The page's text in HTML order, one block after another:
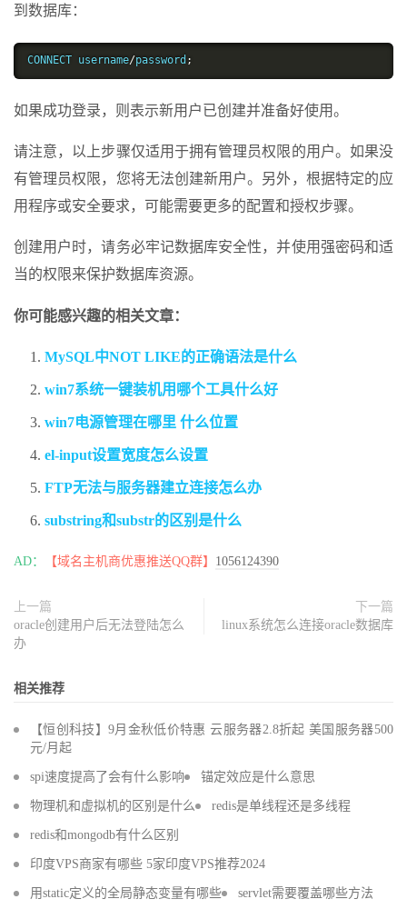
到数据库：
CONNECT username/password ;
如果成功登录，则表示新用户已创建并准备好使用。
请注意，以上步骤仅适用于拥有管理员权限的用户。如果没
有管理员权限，您将无法创建新用户。另外，根据特定的应
用程序或安全要求，可能需要更多的配置和授权步骤。
创建用户时，请务必牢记数据库安全性，并使用强密码和适
当的权限来保护数据库资源。
你可能感兴趣的相关文章：
MySQL中NOT LIKE的正确语法是什么
win7系统一键装机用哪个工具什么好
win7电源管理在哪里 什么位置
el-input设置宽度怎么设置
FTP无法与服务器建立连接怎么办
substring和substr的区别是什么
AD： 【域名主机商优惠推送QQ群】 1056124390
上一篇
oracle创建用户后无法登陆怎么
办
下一篇
linux系统怎么连接oracle数据库
相关推荐
【恒创科技】9月金秋低价特惠 云服务器2.8折起 美国服务器500
元/月起
spi速度提高了会有什么影响 锚定效应是什么意思
物理机和虚拟机的区别是什么 redis是单线程还是多线程
redis和mongodb有什么区别
印度VPS商家有哪些 5家印度VPS推荐2024
用static定义的全局静态变量有哪些 servlet需要覆盖哪些方法